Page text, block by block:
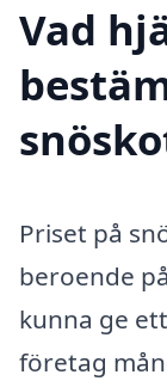
Vad
Priset på
beroende
kunna ge
företag